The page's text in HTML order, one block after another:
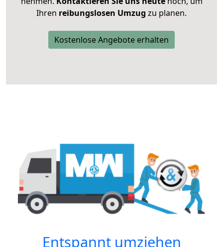
Ihren reibungslosen Umzug zu planen.
Kostenlose Angebote erhalten
Entspannt umziehen